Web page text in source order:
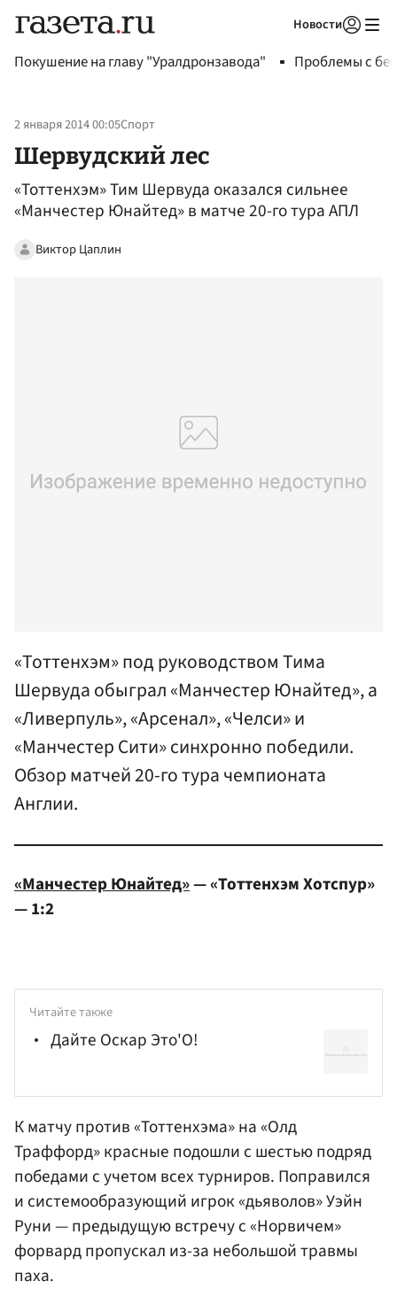
Новости
Покушение на главу "Уралдронзавода" Проблемы с
2 января 2014 00:05Спорт
Шервудский лес
«Тоттенхэм» Тим Шервуда оказался сильнее
«Манчестер Юнайтед» в матче 20-го тура АПЛ
Виктор Цаплин
«Тоттенхэм» под руководством Тима
Шервуда обыграл «Манчестер Юнайтед», а
«Ливерпуль», «Арсенал», «Челси» и
«Манчестер Сити» синхронно победили.
Обзор матчей 20-го тура чемпионата
Англии.
«Манчестер Юнайтед»— «Тоттенхэм Хотспур»
— 1:2
Читайте также
Дайте Оскар Это'О!
К матчу против «Тоттенхэма» на «Олд
Траффорд» красные подошли с шестью подряд
победами с учетом всех турниров. Поправился
и системообразующий игрок «дьяволов»Уэйн
Руни— предыдущую встречу с «Норвичем»
форвард пропускал из-за небольшой травмы
паха.